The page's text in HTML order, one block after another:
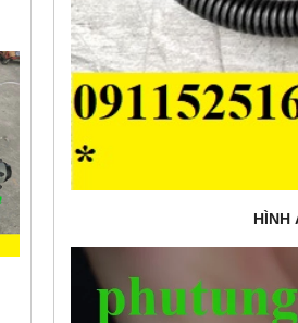
BƠM CAO ÁP 4100
HÌNH